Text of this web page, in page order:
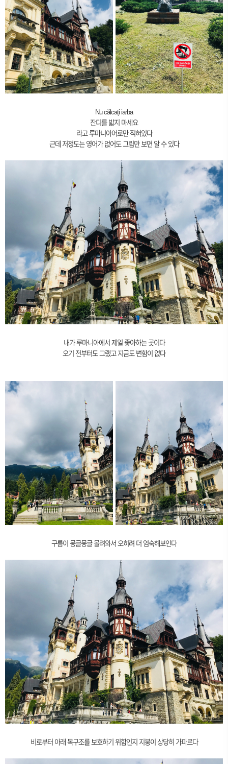
Nu călcați iarba
잔디를 밟지 마세요
라고 루마니아어로만 적혀있다
근데 저정도는 영어가 없어도 그림만 보면 알 수 있다
내가 루마니아에서 제일 좋아하는 곳이다
오기 전부터도 그랬고 지금도 변함이 없다
구름이 몽글몽글 몰려와서 오히려 더 엄숙해보인다
비로부터 아래 목구조를 보호하기 위함인지 지붕이 상당히 가파르다